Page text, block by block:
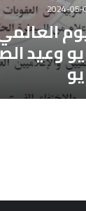
2024-